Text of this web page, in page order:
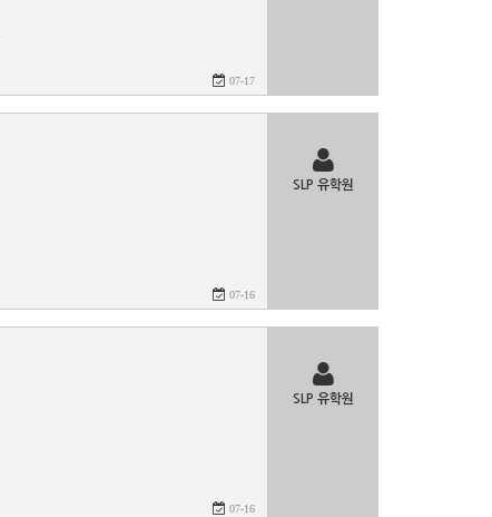
07-17
07-16
SLP 유학원
07-16
SLP 유학원